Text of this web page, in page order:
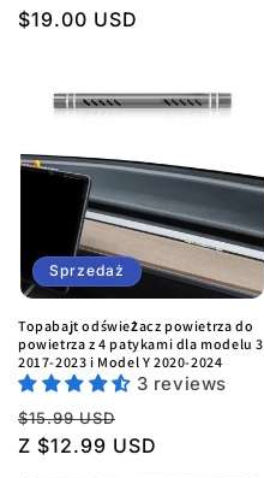
Regularna
$19.00 USD
Sprzedaż
Topabajt odświeżacz powietrza do
powietrza z 4 patykami dla modelu 3
2017-2023 i Model Y 2020-2024
3 reviews
Regularna
cena
$15.99 USD
sprzedaży
Z $12.99 USD